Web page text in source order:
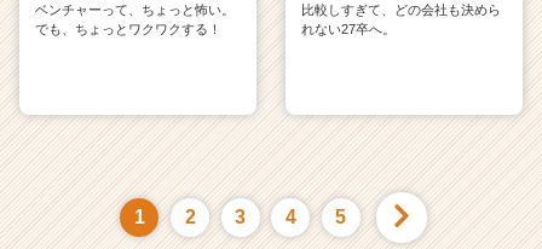
ベンチャーって、ちょっと怖い。
でも、ちょっとワクワクする！
比較しすぎて、どの会社も決めら
れない27卒へ。
1 2 3 4 5